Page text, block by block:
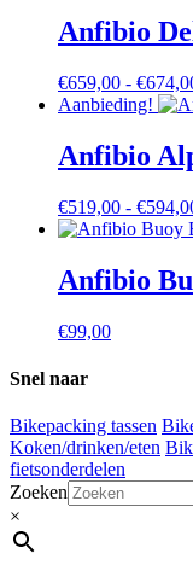
Anfibio
€659,00 - €
Aanbieding!
Anfibio
€519,00 - €
Anfibio
€99,00
Snel naar
Bikepacking tassen
Koken/drinken/eten
fietsonderdelen
Zoeken
×